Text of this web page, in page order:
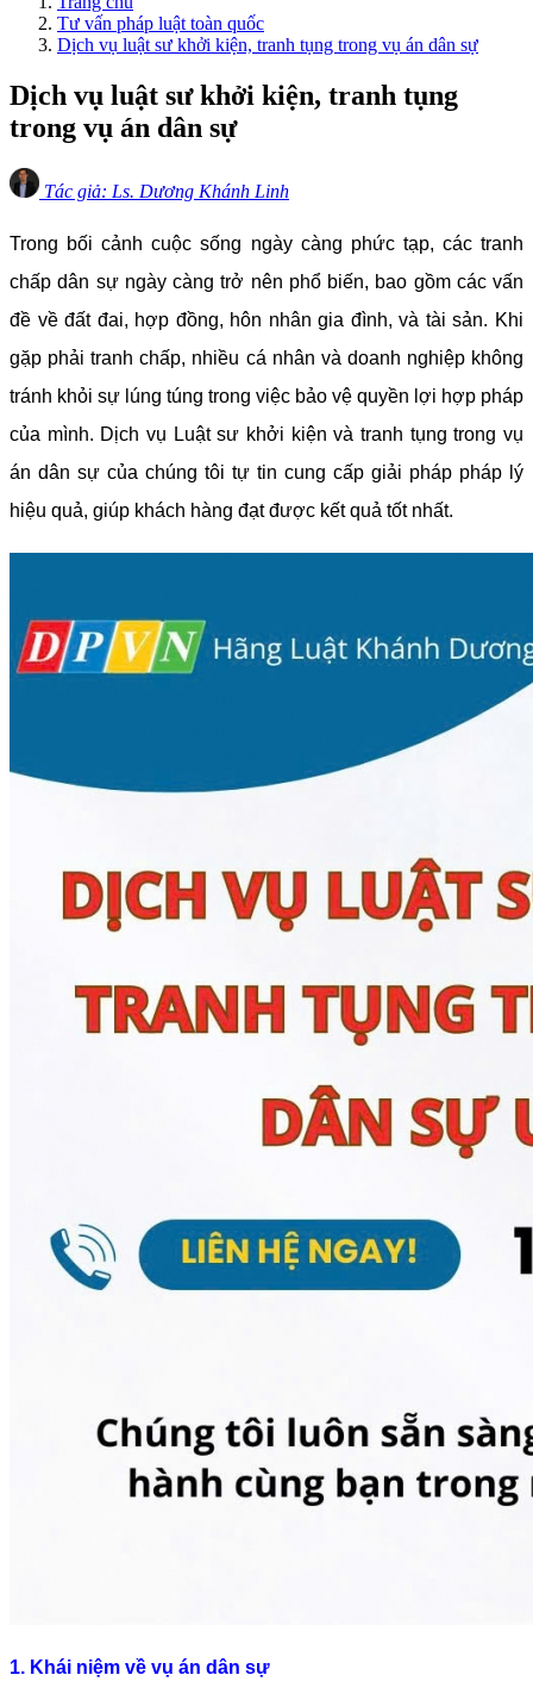
Tư vấn pháp luật toàn quốc
Dịch vụ luật sư khởi kiện, tranh tụng trong vụ án dân sự
Dịch vụ luật sư khởi kiện, tranh tụng
trong vụ án dân sự
Tác giả: Ls. Dương Khánh Linh
Trong bối cảnh cuộc sống ngày càng phức tạp, các tranh
chấp dân sự ngày càng trở nên phổ biến, bao gồm các vấn
đề về đất đai, hợp đồng, hôn nhân gia đình, và tài sản. Khi
gặp phải tranh chấp, nhiều cá nhân và doanh nghiệp không
tránh khỏi sự lúng túng trong việc bảo vệ quyền lợi hợp pháp
của mình. Dịch vụ Luật sư khởi kiện và tranh tụng trong vụ
án dân sự của chúng tôi tự tin cung cấp giải pháp pháp lý
hiệu quả, giúp khách hàng đạt được kết quả tốt nhất.
1. Khái niệm về vụ án dân sự